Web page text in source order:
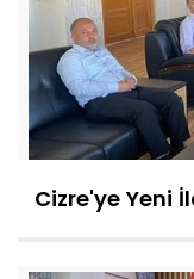
Cizre'ye Yeni